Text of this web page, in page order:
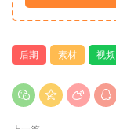
后期 素材 视频